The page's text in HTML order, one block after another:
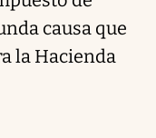
causa que
la Hacienda